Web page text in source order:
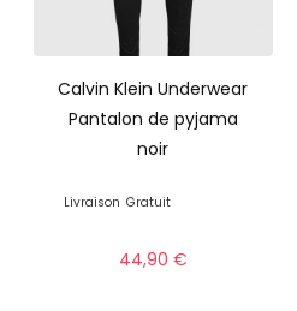
Calvin Klein Underwear
Pantalon de pyjama
noir
Livraison Gratuit
44,90 €